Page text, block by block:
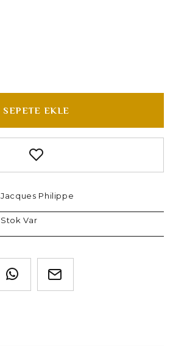
SEPETE EKLE
Jacques Philippe
Stok Var